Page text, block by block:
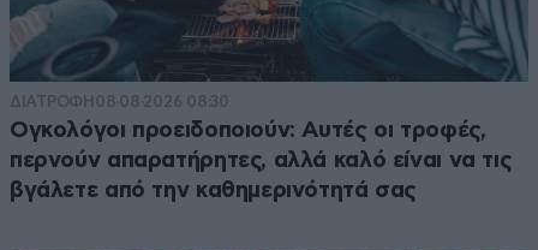
ΔΙΑΤΡΟΦΗ 08·08·2026 08:30
Ογκολόγοι προειδοποιούν: Αυτές οι τροφές,
περνούν απαρατήρητες, αλλά καλό είναι να τις
βγάλετε από την καθημερινότητά σας